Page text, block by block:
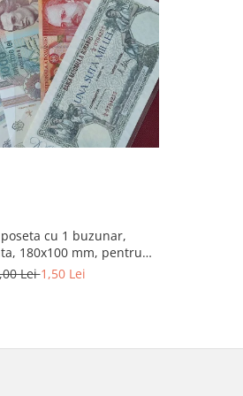
cu 1 buzunar,
180x100 mm, pentru
bancnote
Lei1,50 Lei